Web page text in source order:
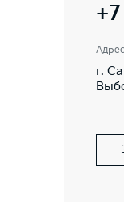
Адрес
г.